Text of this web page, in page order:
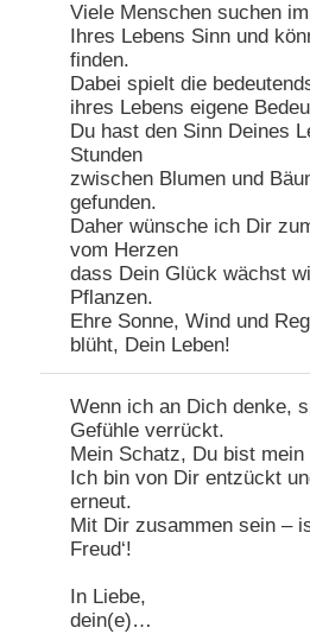
Viele Menschen suchen
Ihres Lebens Sinn und
finden.
Dabei spielt die
ihres Lebens eigene
Du hast den Sinn Deines
Stunden
zwischen Blumen und
gefunden.
Daher wünsche ich Dir
vom Herzen
dass Dein Glück wächst
Pflanzen.
Ehre Sonne, Wind und
blüht, Dein Leben!
Wenn ich an Dich denke,
Gefühle verrückt.
Mein Schatz, Du bist
Ich bin von Dir entzückt
erneut.
Mit Dir zusammen sein –
Freud‘!
In Liebe,
dein(e)…